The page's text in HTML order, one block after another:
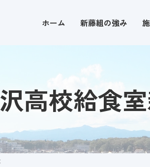
ホーム 新藤組の強み
高校給食